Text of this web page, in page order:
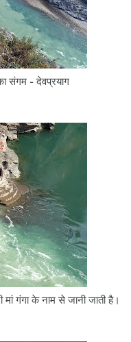
संगम - देवप्रयाग
गंगा के नाम से जानी जाती है।